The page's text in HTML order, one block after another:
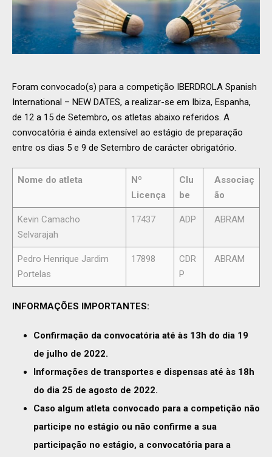
Foram convocado(s) para a competição IBERDROLA Spanish
International – NEW DATES, a realizar-se em Ibiza, Espanha,
de 12 a 15 de Setembro, os atletas abaixo referidos. A
convocatória é ainda extensível ao estágio de preparação
entre os dias 5 e 9 de Setembro de carácter obrigatório.
Nome do atleta
Nº
Licença
Clu
be
Associaç
ão
Kevin Camacho
Selvarajah
17437 ADP ABRAM
Pedro Henrique Jardim
Portelas
17898
CDR
P
ABRAM
INFORMAÇÕES IMPORTANTES:
Confirmação da convocatória até às 13h do dia 19
de julho de 2022.
Informações de transportes e dispensas até às 18h
do dia 25 de agosto de 2022.
Caso algum atleta convocado para a competição não
participe no estágio ou não confirme a sua
participação no estágio, a convocatória para a